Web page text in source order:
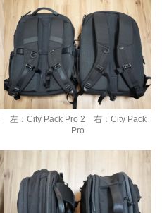
左：City Pack Pro 2 右：City Pack
Pro